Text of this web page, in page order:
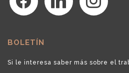
BOLETÍN
Si le interesa saber más sobre el